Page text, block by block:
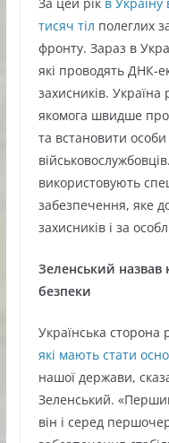
тисяч тіл полеглих
фронту. Зараз в
які проводять ДНК-
захисників.
якомога швидше
та встановити
використовують
забезпечення, яке
захисників і за
Зеленський назвав
безпеки
Українська сторона
які мають стати
нашої держави,
Зеленський.
він і серед